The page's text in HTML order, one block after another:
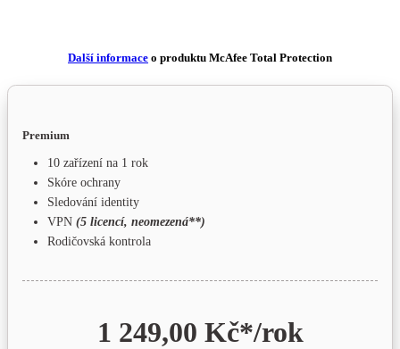
Další informace o produktu McAfee Total Protection
Premium
10 zařízení na 1 rok
Skóre ochrany
Sledování identity
VPN (5 licencí, neomezená**)
Rodičovská kontrola
1 249,00 Kč*/rok